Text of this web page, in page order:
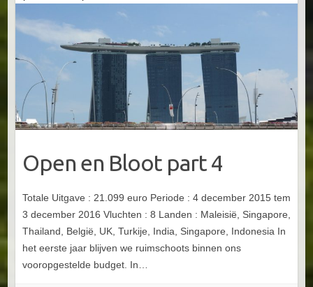
Open en Bloot part 4
Totale Uitgave : 21.099 euro Periode : 4 december 2015 tem
3 december 2016 Vluchten : 8 Landen : Maleisië, Singapore,
Thailand, België, UK, Turkije, India, Singapore, Indonesia In
het eerste jaar blijven we ruimschoots binnen ons
vooropgestelde budget. In…